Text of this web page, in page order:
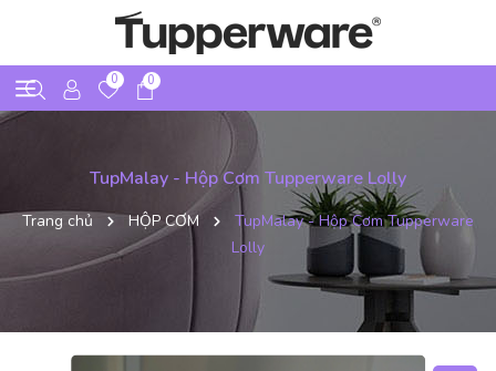
0 0
TupMalay - Hộp Cơm Tupperware Lolly
Trang chủ HỘP CƠM
TupMalay - Hộp Cơm Tupperware
Lolly